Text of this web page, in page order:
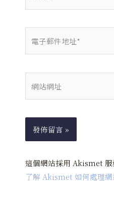
件
地
址
*
站
址
這個網站採用 Akismet 服
了解 Akismet 如何處理